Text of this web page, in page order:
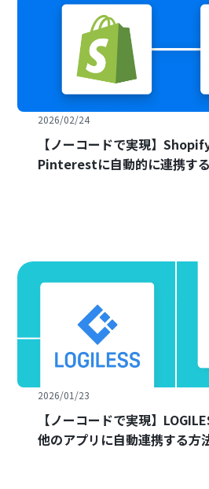
2026/02/24
【ノーコードで実現】
Pinterestに自動的に連携す
2026/01/23
【ノーコードで実現】
他のアプリに自動連携する方